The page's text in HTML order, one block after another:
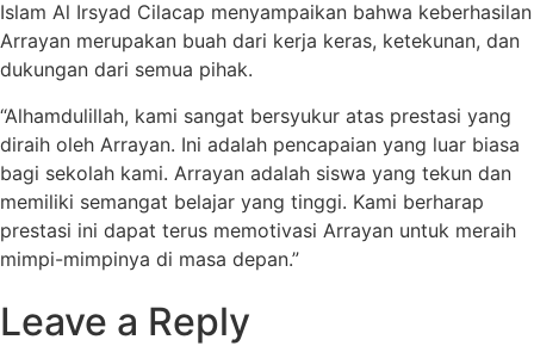
Islam Al Irsyad Cilacap menyampaikan bahwa keberhasilan
Arrayan merupakan buah dari kerja keras, ketekunan, dan
dukungan dari semua pihak.
“Alhamdulillah, kami sangat bersyukur atas prestasi yang
diraih oleh Arrayan. Ini adalah pencapaian yang luar biasa
bagi sekolah kami. Arrayan adalah siswa yang tekun dan
memiliki semangat belajar yang tinggi. Kami berharap
prestasi ini dapat terus memotivasi Arrayan untuk meraih
mimpi-mimpinya di masa depan.”
Leave a Reply